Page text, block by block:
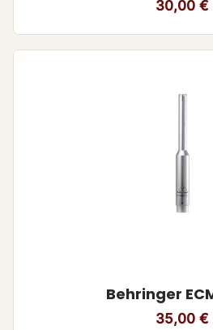
30,00 €
Behringer
35,00 €